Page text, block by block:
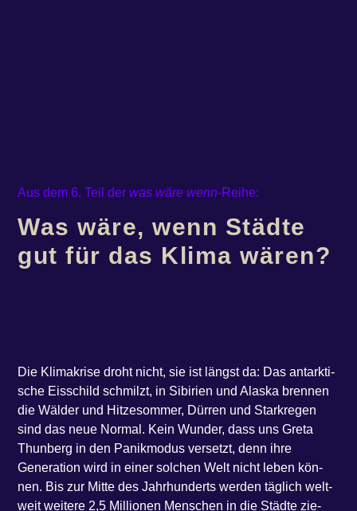
Aus dem 6. Teil derwas wäre wenn-Reihe:
Was wäre, wenn Städte
gut für das Klima wären?
Die Kli­ma­kri­se droht nicht, sie ist längst da: Das ant­ark­ti­
sche Eis­schild schmilzt, in Sibi­ri­en und Alas­ka bren­nen
die Wäl­der und Hit­ze­s­om­mer, Dür­ren und Stark­re­gen
sind das neue Nor­mal. Kein Wun­der, dass uns Gre­ta
Thun­berg in den Panik­mo­dus ver­setzt, denn ihre
Genera­ti­on wird in einer sol­chen Welt nicht leben kön­
nen. Bis zur Mit­te des Jahr­hun­derts wer­den täg­lich welt­
weit wei­te­re 2,5 Mil­lio­nen Men­schen in die Städ­te zie­